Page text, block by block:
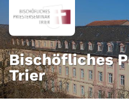
Zum Inhalt springen
Bischöfliches
Trier